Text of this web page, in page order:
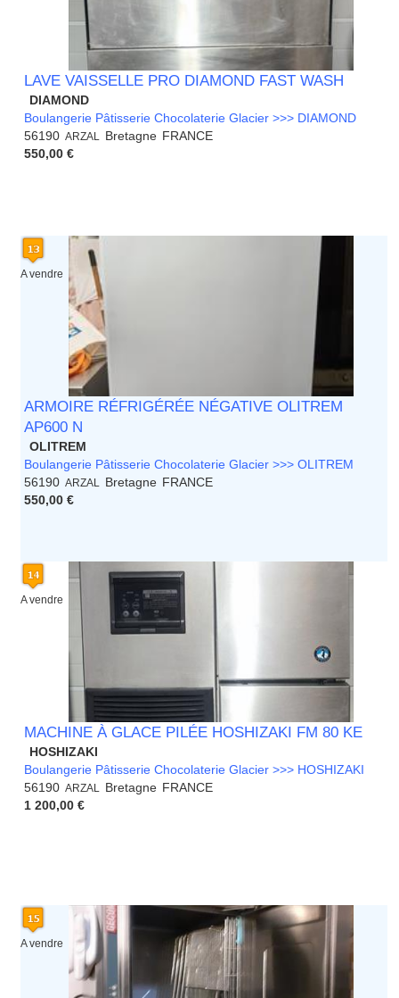
LAVE VAISSELLE PRO DIAMOND FAST WASH
DIAMOND
Boulangerie Pâtisserie Chocolaterie Glacier >>> DIAMOND
56190 ARZAL Bretagne FRANCE
550,00 €
A vendre
ARMOIRE RÉFRIGÉRÉE NÉGATIVE OLITREM
AP600 N
OLITREM
Boulangerie Pâtisserie Chocolaterie Glacier >>> OLITREM
56190 ARZAL Bretagne FRANCE
550,00 €
A vendre
MACHINE À GLACE PILÉE HOSHIZAKI FM 80 KE
HOSHIZAKI
Boulangerie Pâtisserie Chocolaterie Glacier >>> HOSHIZAKI
56190 ARZAL Bretagne FRANCE
1 200,00 €
A vendre